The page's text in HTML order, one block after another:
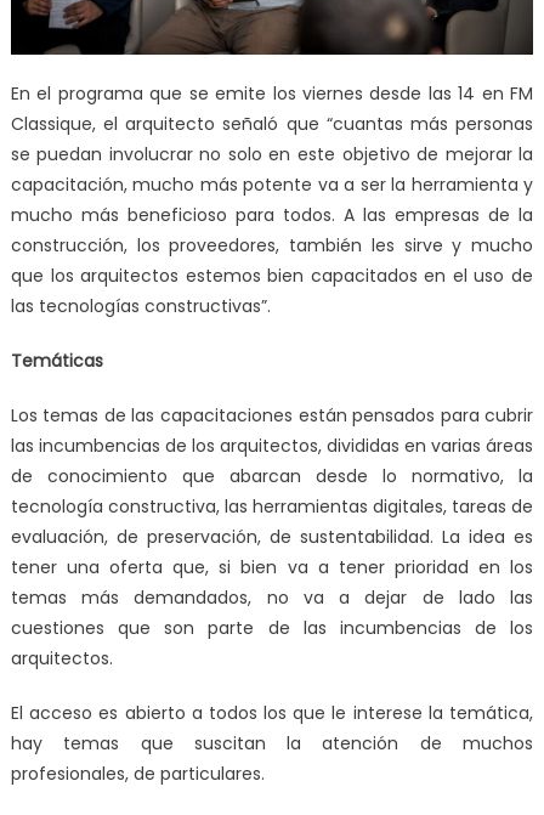
En el programa que se emite los viernes desde las 14 en FM
Classique, el arquitecto señaló que “cuantas más personas
se puedan involucrar no solo en este objetivo de mejorar la
capacitación, mucho más potente va a ser la herramienta y
mucho más beneficioso para todos. A las empresas de la
construcción, los proveedores, también les sirve y mucho
que los arquitectos estemos bien capacitados en el uso de
las tecnologías constructivas”.
Temáticas
Los temas de las capacitaciones están pensados para cubrir
las incumbencias de los arquitectos, divididas en varias áreas
de conocimiento que abarcan desde lo normativo, la
tecnología constructiva, las herramientas digitales, tareas de
evaluación, de preservación, de sustentabilidad. La idea es
tener una oferta que, si bien va a tener prioridad en los
temas más demandados, no va a dejar de lado las
cuestiones que son parte de las incumbencias de los
arquitectos.
El acceso es abierto a todos los que le interese la temática,
hay temas que suscitan la atención de muchos
profesionales, de particulares.